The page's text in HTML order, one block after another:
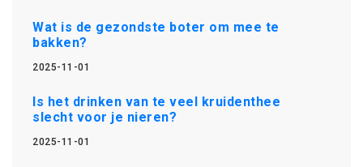
Wat is de gezondste boter om mee te
bakken?
2025-11-01
Is het drinken van te veel kruidenthee
slecht voor je nieren?
2025-11-01